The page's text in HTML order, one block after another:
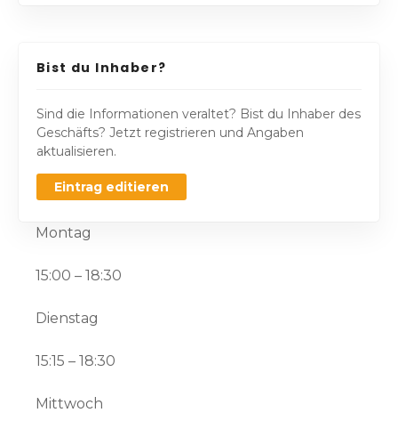
Bist du Inhaber?
Sind die Informationen veraltet? Bist du Inhaber des
Geschäfts? Jetzt registrieren und Angaben
aktualisieren.
Eintrag editieren
Montag
15:00 – 18:30
Dienstag
15:15 – 18:30
Mittwoch